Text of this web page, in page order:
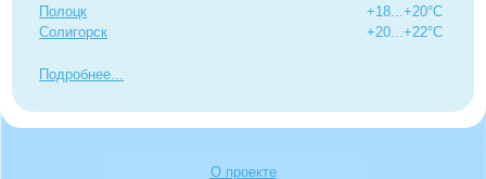
Полоцк
Солигорск
+18...+20°C
+20...+22°C
Подробнее
О проекте